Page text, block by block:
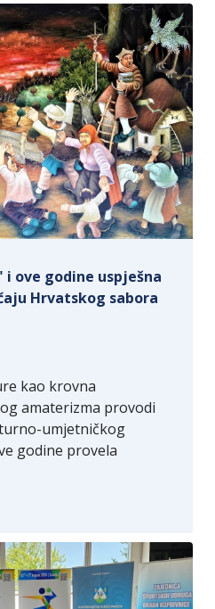
ove godine uspješna
Hrvatskog sabora
kao krovna
amaterizma provodi
umjetničkog
godine provela